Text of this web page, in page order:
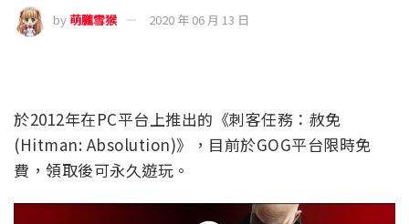
by 萌朧雪猴 2020 年 06 月 13 日
於2012年在PC平台上推出的《刺客任務：赦免
(Hitman: Absolution)》，目前於GOG平台限時免
費，領取後可永久遊玩。